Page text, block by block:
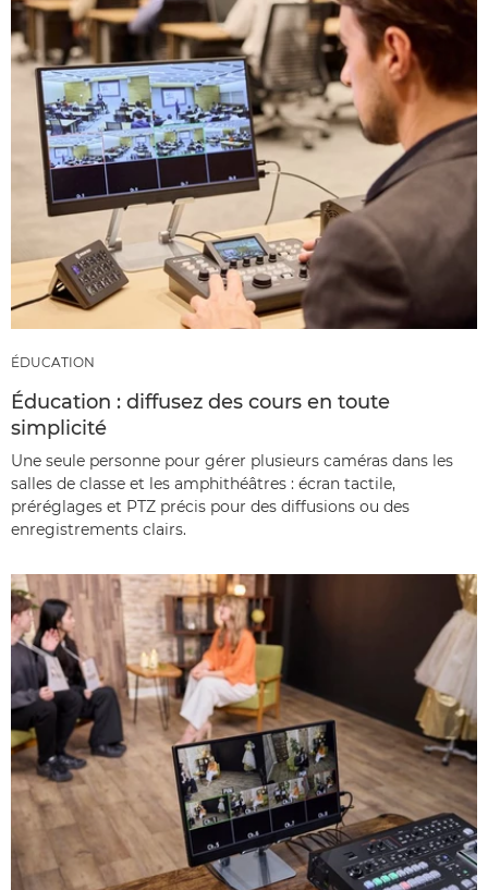
ÉDUCATION
Éducation : diffusez des cours en toute
simplicité
Une seule personne pour gérer plusieurs caméras dans les
salles de classe et les amphithéâtres : écran tactile,
préréglages et PTZ précis pour des diffusions ou des
enregistrements clairs.